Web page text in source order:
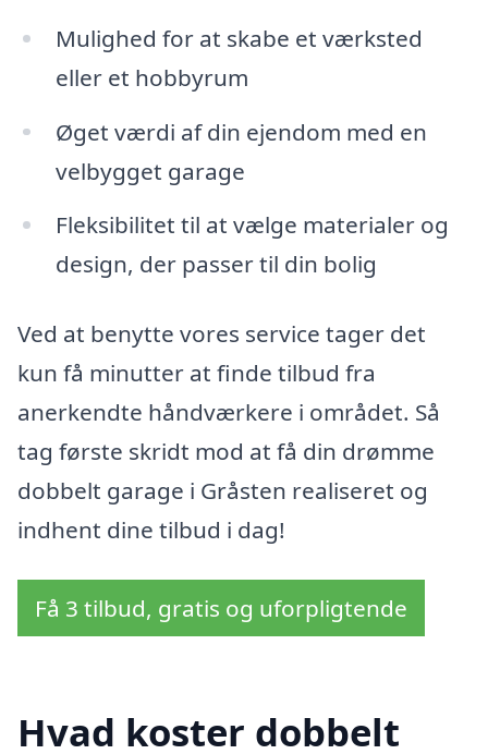
Mulighed for at skabe et værksted
eller et hobbyrum
Øget værdi af din ejendom med en
velbygget garage
Fleksibilitet til at vælge materialer og
design, der passer til din bolig
Ved at benytte vores service tager det
kun få minutter at finde tilbud fra
anerkendte håndværkere i området. Så
tag første skridt mod at få din drømme
dobbelt garage i Gråsten realiseret og
indhent dine tilbud i dag!
Få 3 tilbud, gratis og uforpligtende
Hvad koster dobbelt